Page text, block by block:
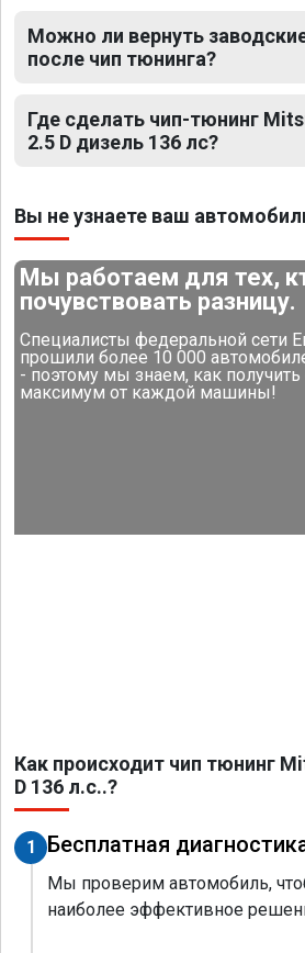
Можно ли вернуть
после чип тюнинга?
Где сделать чип-тюнинг
2.5 D дизель 136 лс?
Вы не узнаете ваш
Мы работаем для тех,
почувствовать разницу.
Специалисты федеральной сети
прошили более 10 000
- поэтому мы знаем, как
максимум от каждой машины!
Как происходит чип тюнинг
D 136 л.с..?
1 Бесплатная
Мы проверим автомобиль,
наиболее эффективное